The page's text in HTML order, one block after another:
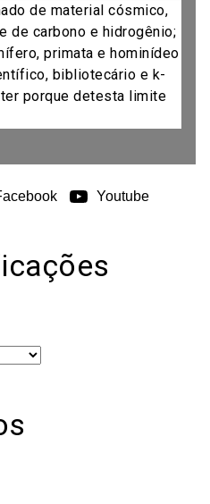
de material cósmico,
de carbono e hidrogênio;
primata e hominídeo
bibliotecário e k-
porque detesta limite
Youtube